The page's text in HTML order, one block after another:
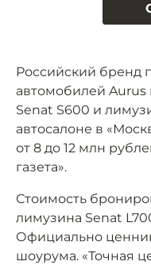
Российский бренд
автомобилей Aurus
Senat S600 и
автосалоне в
от 8 до 12 млн
газета».
Стоимость
лимузина Senat
Официально
шоурума. «Точная